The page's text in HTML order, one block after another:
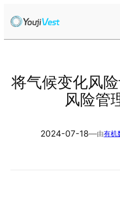
至
将气候变化风
风险管
2024-07-18—由有机